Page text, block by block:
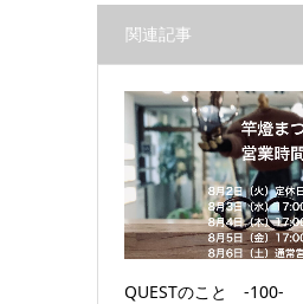
関連記事
QUESTのこと ‐100‐